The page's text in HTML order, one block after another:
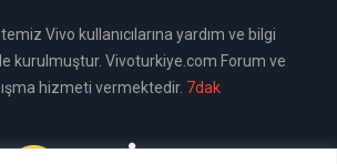
Vivo kullanıcılarına yardım ve bilgi
kurulmuştur. Vivoturkiye.com Forum ve
hizmeti vermektedir. 7dak